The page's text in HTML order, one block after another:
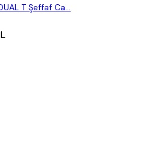
T Şeffaf Ca...